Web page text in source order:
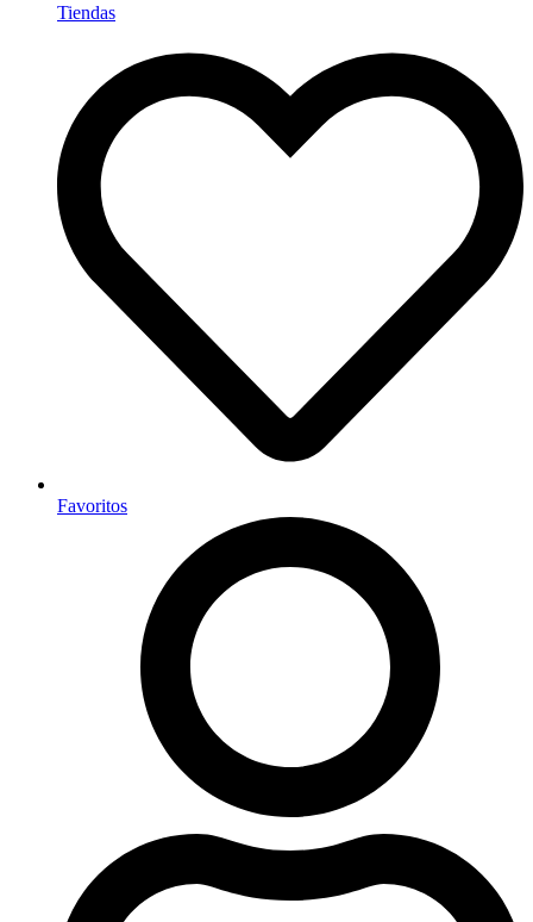
Tiendas
Favoritos